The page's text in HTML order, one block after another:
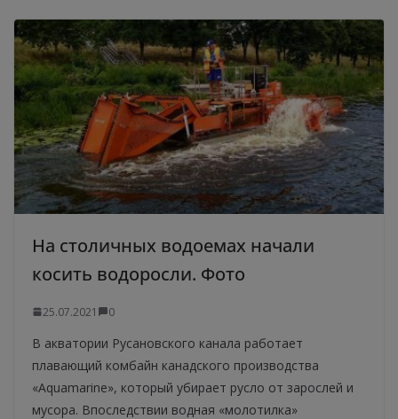
На столичных водоемах начали
косить водоросли. Фото
25.07.2021 0
В акватории Русановского канала работает
плавающий комбайн канадского производства
«Aquamarine», который убирает русло от зарослей и
мусора. Впоследствии водная «молотилка»